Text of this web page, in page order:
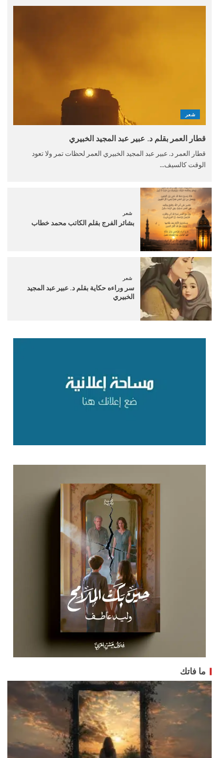
شعر
قطار العمر بقلم د. عبير عبد المجيد الخبيري
قطار العمر د. عبير عبد المجيد الخبيري العمر لحظات تمر ولا تعود
الوقت كالسيف...
شعر
بشائر الفرج بقلم الكاتب محمد خطاب
شعر
سر وراءه حكاية بقلم د. عبير عبد المجيد
الخبيري
ما فاتك